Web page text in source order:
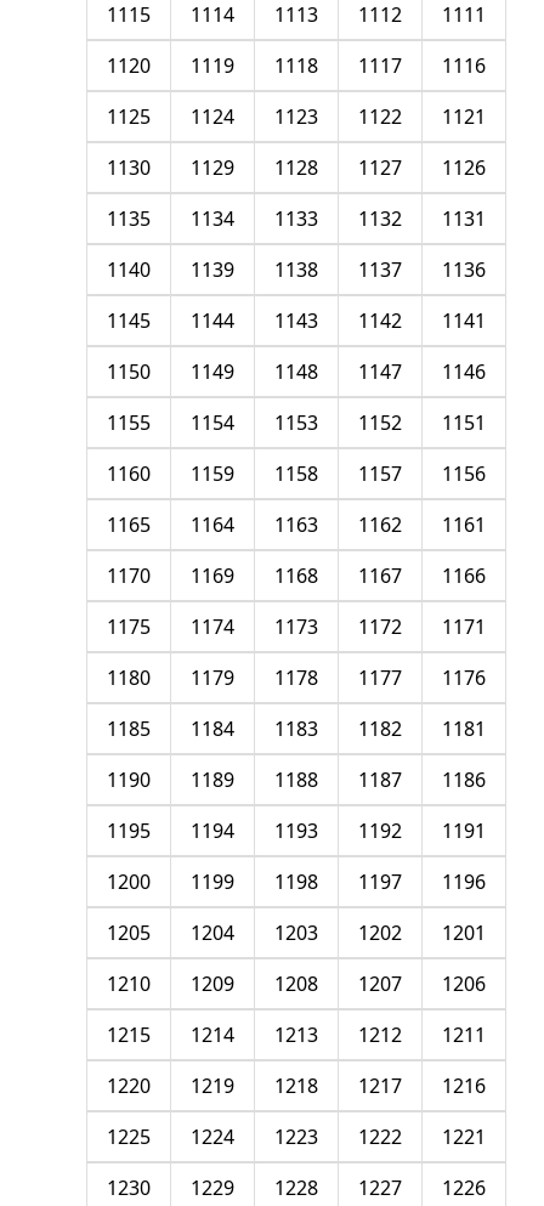
1111
1112
1113
1114
1115
1116
1117
1118
1119
1120
1121
1122
1123
1124
1125
1126
1127
1128
1129
1130
1131
1132
1133
1134
1135
1136
1137
1138
1139
1140
1141
1142
1143
1144
1145
1146
1147
1148
1149
1150
1151
1152
1153
1154
1155
1156
1157
1158
1159
1160
1161
1162
1163
1164
1165
1166
1167
1168
1169
1170
1171
1172
1173
1174
1175
1176
1177
1178
1179
1180
1181
1182
1183
1184
1185
1186
1187
1188
1189
1190
1191
1192
1193
1194
1195
1196
1197
1198
1199
1200
1201
1202
1203
1204
1205
1206
1207
1208
1209
1210
1211
1212
1213
1214
1215
1216
1217
1218
1219
1220
1221
1222
1223
1224
1225
1226
1227
1228
1229
1230